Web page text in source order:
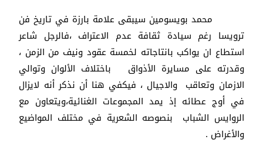
محمد بويسومين سيبقى علامة بارزة في تاريخ فن
ترويسا رغم سيادة ثقافة عدم الاعتراف ،فالرجل شاعر
استطاع ان يواكب بانتاجاته لخمسة عقود ونيف من الزمن ،
وقدرته على مسايرة الأذواق باختلاف الألوان وتوالي
الازمان وتعاقب والاجيال ، فيكفي هنا أن نذكر أنه لايزال
في أوج عطائه إذ يمد المجموعات الغنائية،ويتعاون مع
الروايس الشباب بنصوصه الشعرية في مختلف المواضيع
والأغراض .